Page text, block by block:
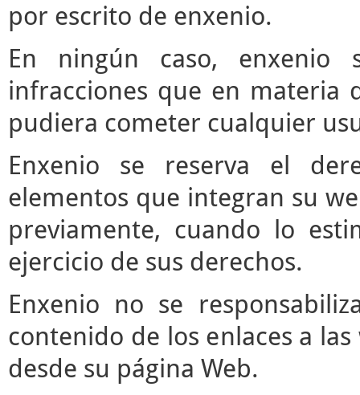
por escrito de enxenio.
En ningún caso, enxenio
infracciones que en materia
pudiera cometer cualquier
Enxenio se reserva el
elementos que integran su
previamente, cuando lo
ejercicio de sus derechos.
Enxenio no se
contenido de los enlaces a
desde su página Web.